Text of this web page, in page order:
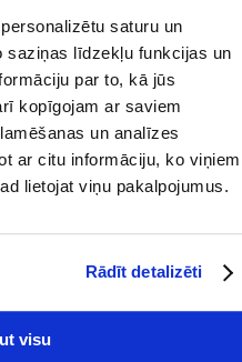
saturu un
saziņas līdzekļu funkcijas un
par to, kā jūs
kopīgojam ar saviem
un analīzes
ar citu informāciju, ko viņiem
lietojat viņu pakalpojumus.
Rādīt detalizēti
visu
mg
nodrošināt pastāvīgu
pārliecinieties, ka jūsu